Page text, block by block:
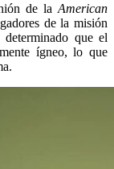
de la American
de la misión
determinado que el
ígneo, lo que